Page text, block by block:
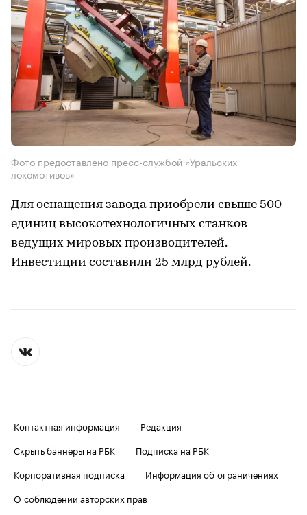
Фото предоставлено пресс-службой «Уральских
локомотивов»
Для оснащения завода приобрели свыше 500
единиц высокотехнологичных станков
ведущих мировых производителей.
Инвестиции составили 25 млрд рублей.
Контактная информация
Редакция
Скрыть баннеры на РБК
Подписка на РБК
Корпоративная подписка
Информация об ограничениях
О соблюдении авторских прав